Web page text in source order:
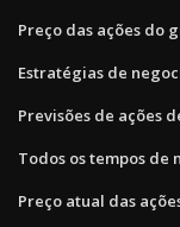
Preço das ações do
Estratégias de
Previsões de ações
Todos os tempos de
Preço atual das